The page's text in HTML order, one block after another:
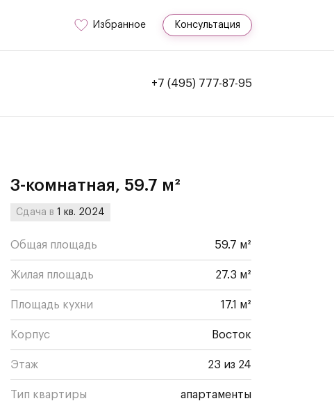
Избранное Консультация
+7 (495) 777-87-95
3-комнатная, 59.7 м²
Сдача в1 кв. 2024
Общая площадь 59.7 м²
Жилая площадь 27.3 м²
Площадь кухни 17.1 м²
Корпус Восток
Этаж 23 из 24
Тип квартиры апартаменты